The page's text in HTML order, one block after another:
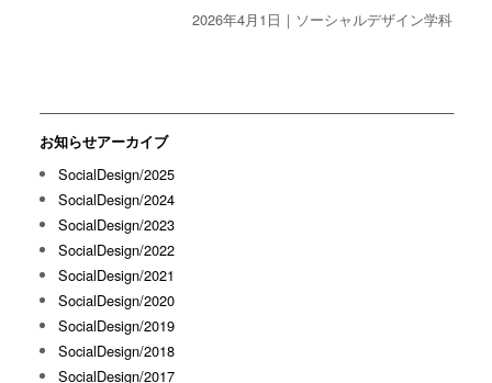
2026年4月1日｜ソーシャルデザイン学科
お知らせアーカイブ
SocialDesign/2025
SocialDesign/2024
SocialDesign/2023
SocialDesign/2022
SocialDesign/2021
SocialDesign/2020
SocialDesign/2019
SocialDesign/2018
SocialDesign/2017